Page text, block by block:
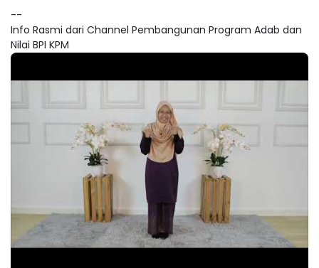
--
Info Rasmi dari Channel Pembangunan Program Adab dan
Nilai BPI KPM